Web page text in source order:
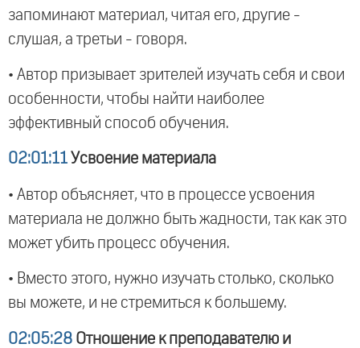
запоминают материал, читая его, другие -
слушая, а третьи - говоря.
• Автор призывает зрителей изучать себя и свои
особенности, чтобы найти наиболее
эффективный способ обучения.
02:01:11 Усвоение материала
• Автор объясняет, что в процессе усвоения
материала не должно быть жадности, так как это
может убить процесс обучения.
• Вместо этого, нужно изучать столько, сколько
вы можете, и не стремиться к большему.
02:05:28 Отношение к преподавателю и